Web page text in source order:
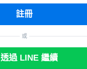
註冊
或
透過 LINE 繼續